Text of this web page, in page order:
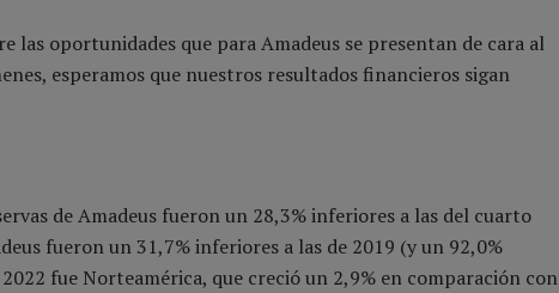
las oportunidades que para Amadeus se presentan de cara al
esperamos que nuestros resultados financieros sigan
de Amadeus fueron un 28,3% inferiores a las del cuarto
fueron un 31,7% inferiores a las de 2019 (y un 92,0%
fue Norteamérica, que creció un 2,9% en comparación con